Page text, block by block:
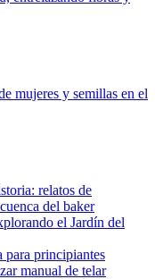
mujeres y semillas en el
relatos de
del baker
el Jardín del
para principiantes
manual de telar